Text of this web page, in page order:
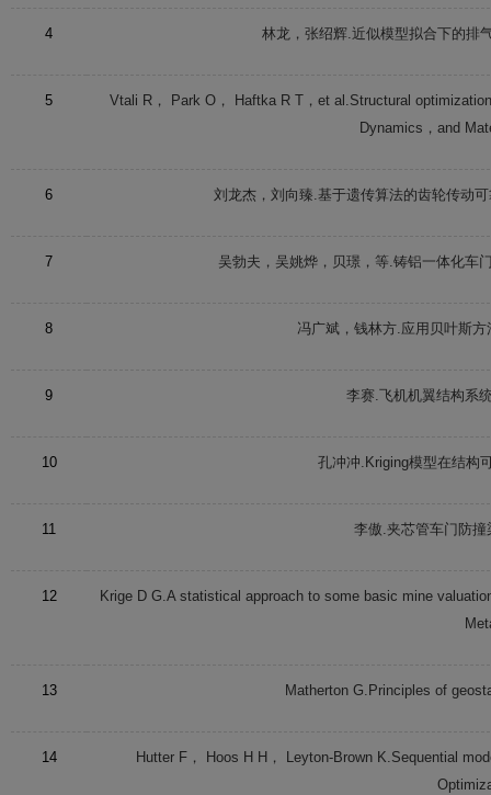
4 林龙，张绍辉.近似模型拟合下的排
5 Vtali R， Park O， Haftka R T，et al.Structural
Dynamics，and
6 刘龙杰，刘向臻.基于遗传算法的齿轮传动
7 吴勃夫，吴姚烨，贝璟，等.铸铝一体化车
8 冯广斌，钱林方.应用贝叶斯
9 李赛.飞机机翼结构系
10 孔冲冲.Kriging模型在结构
11 李傲.夹芯管车门防
12 Krige D G.A statistical approach to some basic mine
13 Matherton G.Principles of
14 Hutter F ， Hoos H H ， Leyton-Brown K.Sequential